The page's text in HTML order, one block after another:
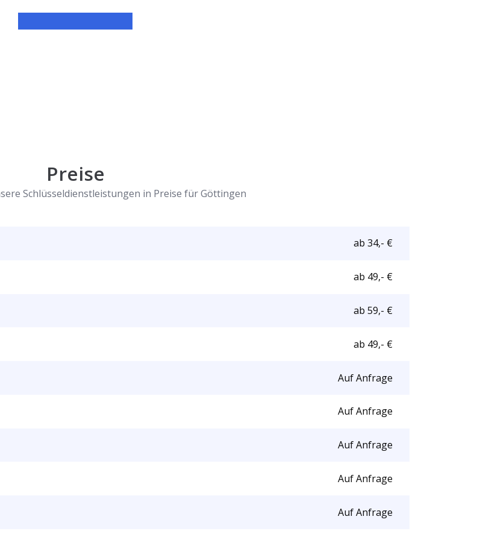
Preise
Schlüsseldienstleistungen in Preise für Göttingen
ab 34,- €
ab 49,- €
ab 59,- €
ab 49,- €
Auf Anfrage
Auf Anfrage
Auf Anfrage
Auf Anfrage
Auf Anfrage